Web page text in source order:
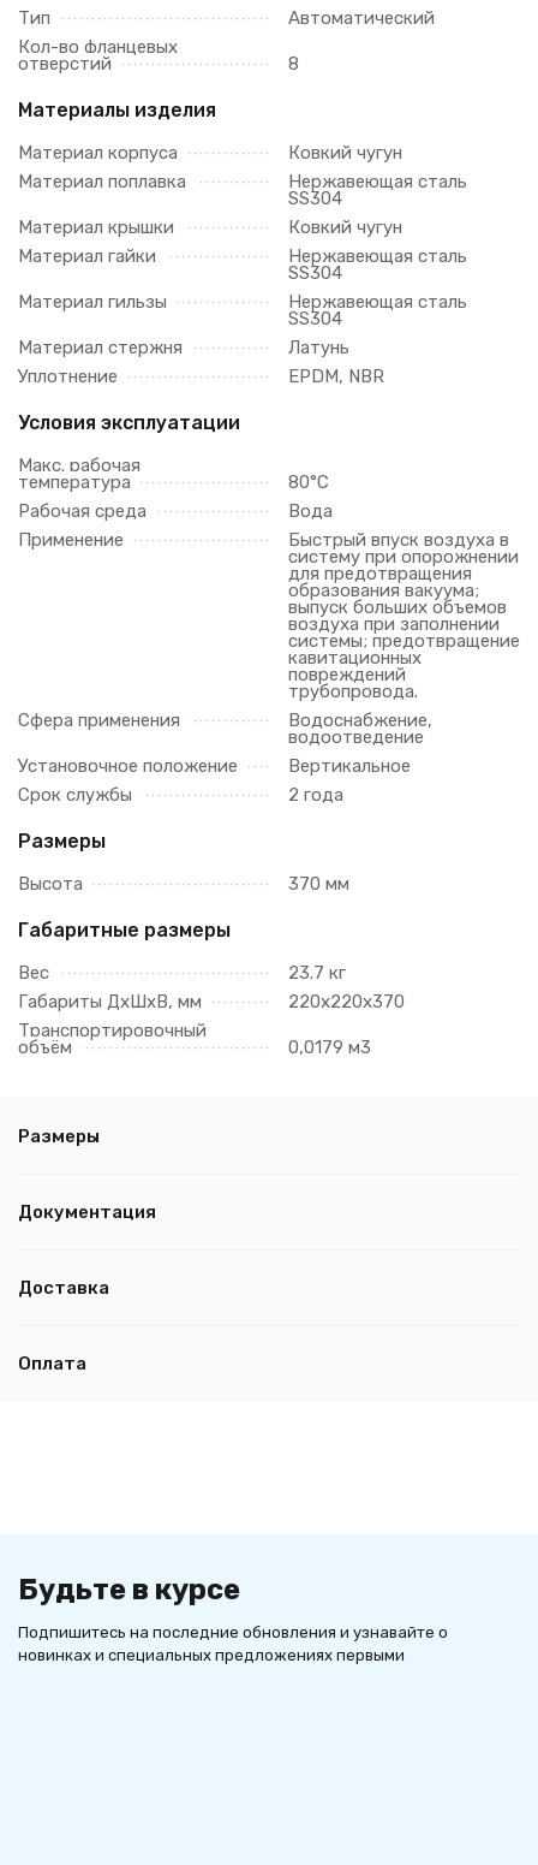
Тип
Автоматический
Кол-во фланцевых
отверстий 8
Материалы изделия
Материал корпуса
Ковкий чугун
Материал поплавка
Нержавеющая сталь
SS304
Материал крышки
Ковкий чугун
Материал гайки
Нержавеющая сталь
SS304
Материал гильзы
Нержавеющая сталь
SS304
Материал стержня
Латунь
Уплотнение
EPDM, NBR
Условия эксплуатации
Макс. рабочая
температура
80°C
Рабочая среда
Вода
Применение
Быстрый впуск воздуха в
систему при опорожнении
для предотвращения
образования вакуума;
выпуск больших объемов
воздуха при заполнении
системы; предотвращение
кавитационных
повреждений
трубопровода.
Сфера применения
Водоснабжение,
водоотведение
Установочное положение
Вертикальное
Срок службы
2 года
Размеры
Высота 370 мм
Габаритные размеры
Вес
23.7 кг
Габариты ДхШхВ, мм
220х220х370
Транспортировочный
объём 0,0179 м3
Размеры
Документация
Доставка
Оплата
Будьте в курсе
Подпишитесь на последние обновления и узнавайте о
новинках и специальных предложениях первыми